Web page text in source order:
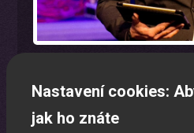
Program na firemní akci a
Nastavení cookies:
jak ho znáte